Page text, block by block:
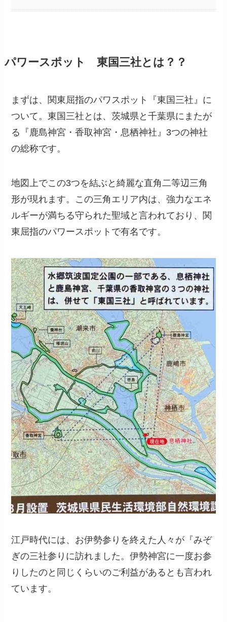
パワースポット 東国三社とは？？
まずは、関東屈指のパワスポット『東国三社』に
ついて。東国三社とは、茨城県と千葉県にまたが
る『鹿島神宮・香取神宮・息栖神社』3つの神社
の総称です。
地図上でこの3つを結ぶと綺麗な直角二等辺三角
形が現れます。この三角エリア内は、強力なエネ
ルギーが満ちる守られた聖域と言われており、関
東屈指のパワースポットで有名です。
江戸時代には、お伊勢参りを終えた人々が『みぞ
ぎの三社参りに訪れました。伊勢神宮に一度お参
りしたのと同じくらいのご利益があるとも言われ
ています。